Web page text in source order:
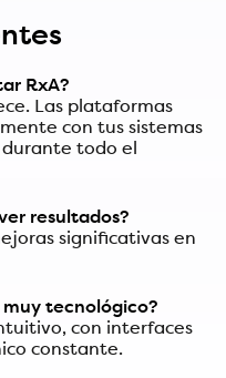
RxA?
Las plataformas
con tus sistemas
todo el
resultados?
significativas en
muy tecnológico?
con interfaces
constante.